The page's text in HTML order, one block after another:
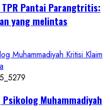
Pantai Parangtritis:
yang melintas
Muhammadiyah Kritisi Klaim
Muhammadiyah